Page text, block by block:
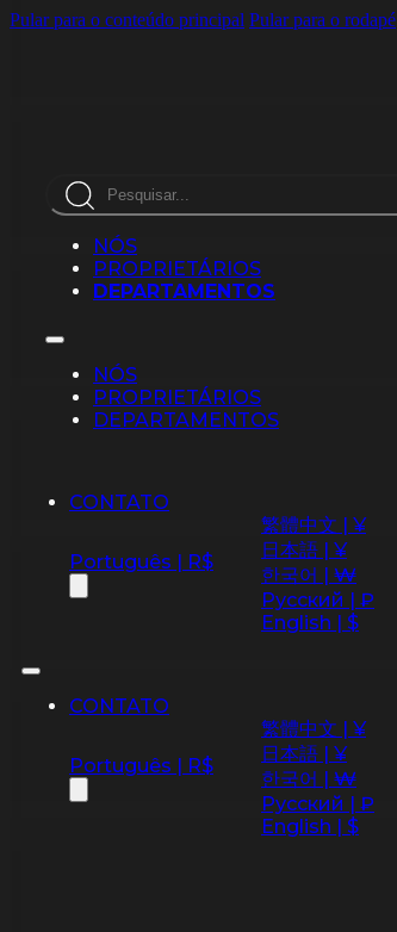
Pular para o conteúdo principal Pular para o rodapé
Pesquisar
NÓS
PROPRIETÁRIOS
DEPARTAMENTOS
NÓS
PROPRIETÁRIOS
DEPARTAMENTOS
CONTATO
Português | R$
繁體中文 | ¥
日本語 | ¥
한국어 | ₩
Русский | ₽
English | $
CONTATO
Português | R$
繁體中文 | ¥
日本語 | ¥
한국어 | ₩
Русский | ₽
English | $